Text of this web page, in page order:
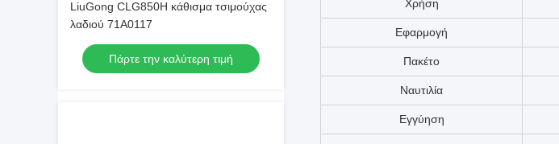
LiuGong CLG850H κάθισμα τσιμούχας
λαδιού 71A0117
Πάρτε την καλύτερη τιμή
Όνομα τμήματος
Αποθέματα
Χρήση
Εφαρμογή
Πακέτο